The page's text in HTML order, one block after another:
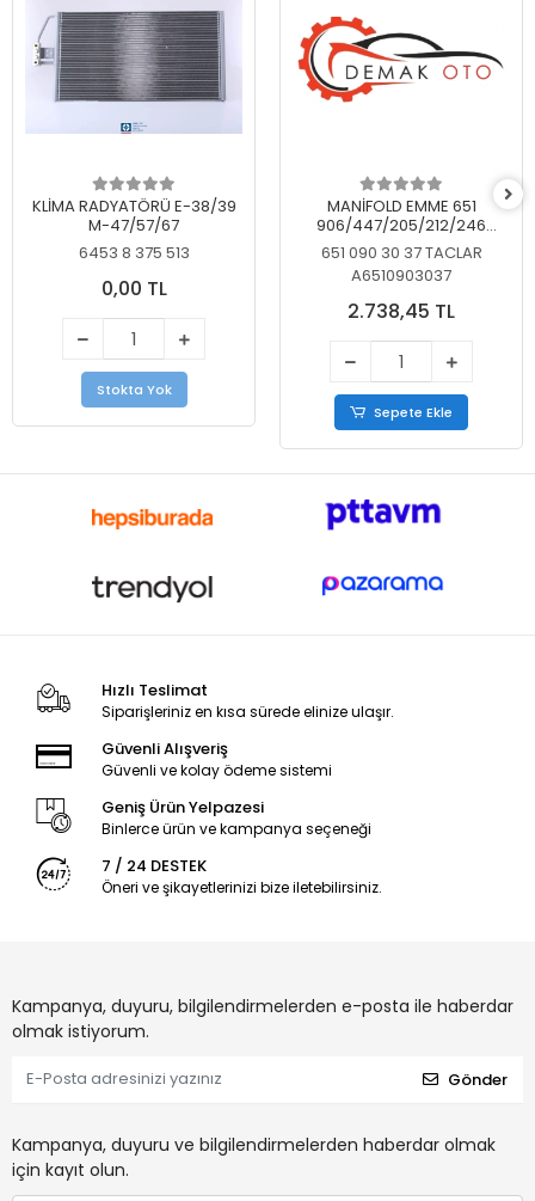
KLİMA RADYATÖRÜ E-38/39
M-47/57/67
6453 8 375 513
0,00 TL
Stokta Yok
MANİFOLD EMME 651
906/447/205/212/246
KELEBEKSİZ
651 090 30 37 TACLAR
A6510903037
2.738,45 TL
Sepete Ekle
Hızlı Teslimat
Siparişleriniz en kısa sürede elinize ulaşır.
Güvenli Alışveriş
Güvenli ve kolay ödeme sistemi
Geniş Ürün Yelpazesi
Binlerce ürün ve kampanya seçeneği
7 / 24 DESTEK
Öneri ve şikayetlerinizi bize iletebilirsiniz.
Kampanya, duyuru, bilgilendirmelerden e-posta ile haberdar
olmak istiyorum.
Gönder
Kampanya, duyuru ve bilgilendirmelerden haberdar olmak
için kayıt olun.